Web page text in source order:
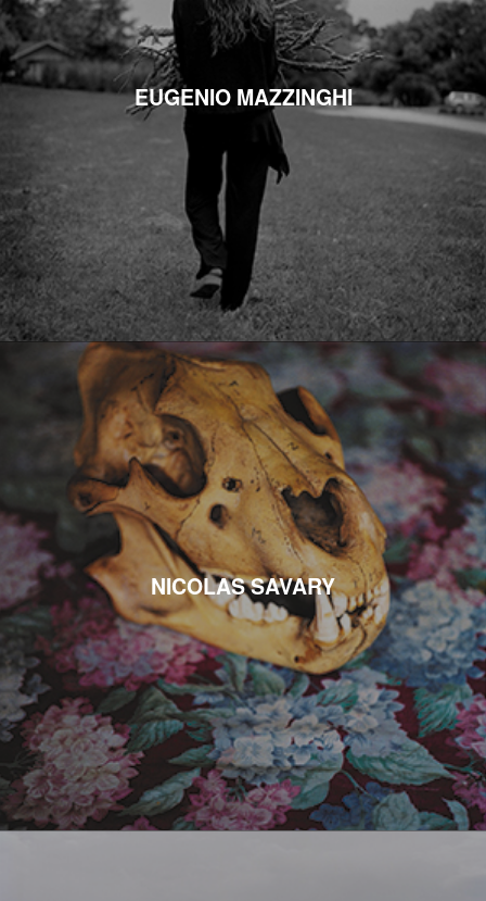
EUGENIO MAZZINGHI
NICOLAS SAVARY